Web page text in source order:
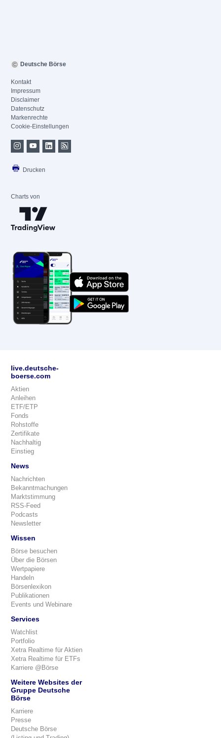
Deutsche Börse
Kontakt
Impressum
Disclaimer
Datenschutz
Markenrechte
Cookie-Einstellungen
Drucken
Charts von
live.deutsche-
boerse.com
Aktien
Anleihen
ETF/ETP
Fonds
Rohstoffe
Zertifikate
Nachhaltig
Einstieg
News
Nachrichten
Bekanntmachungen
Marktstimmung
RSS-Feed
Podcasts
Newsletter
Wissen
Börse besuchen
Über die Börsen
Wertpapiere
Handeln
Börsenlexikon
Publikationen
Events und Webinare
Services
Watchlist
Portfolio
Xetra Realtime für Aktien
Xetra Realtime für ETFs
Karriere @Börse
Weitere Websites der
Gruppe Deutsche
Börse
Karriere
Presse
Deutsche Börse